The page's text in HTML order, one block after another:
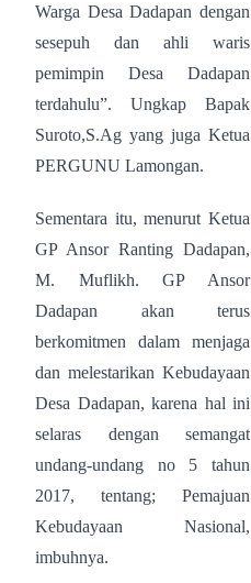
Warga Desa Dadapan dengan
sesepuh dan ahli waris
pemimpin Desa Dadapan
terdahulu”. Ungkap Bapak
Suroto,S.Ag yang juga Ketua
PERGUNU Lamongan.
Sementara itu, menurut Ketua
GP Ansor Ranting Dadapan,
M. Muflikh. GP Ansor
Dadapan akan terus
berkomitmen dalam menjaga
dan melestarikan Kebudayaan
Desa Dadapan, karena hal ini
selaras dengan semangat
undang-undang no 5 tahun
2017, tentang; Pemajuan
Kebudayaan Nasional,
imbuhnya.